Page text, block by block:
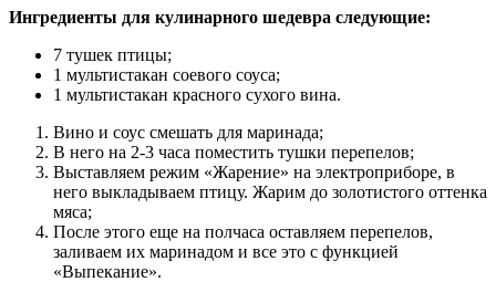
Ингредиенты для кулинарного шедевра следующие:
7 тушек птицы;
1 мультистакан соевого соуса;
1 мультистакан красного сухого вина.
Вино и соус смешать для маринада;
В него на 2-3 часа поместить тушки перепелов;
Выставляем режим «Жарение» на электроприборе, в
него выкладываем птицу. Жарим до золотистого оттенка
мяса;
После этого еще на полчаса оставляем перепелов,
заливаем их маринадом и все это с функцией
«Выпекание».